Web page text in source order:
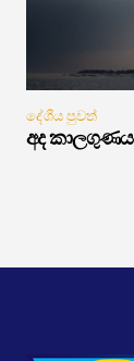
දේශීය පුවත්
අද කාලගුණය